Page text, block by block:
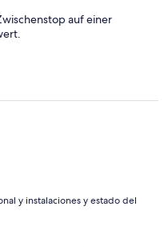
auf einer
y instalaciones y estado del